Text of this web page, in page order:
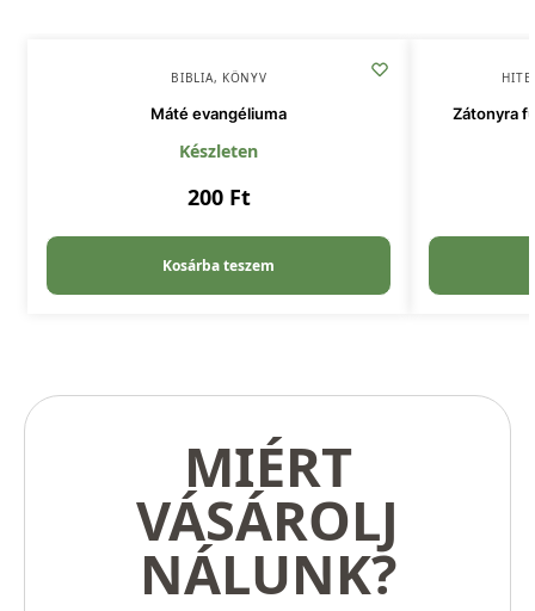
BIBLIA, KÖNYV
Máté evangéliuma
Készleten
200 Ft
Kosárba teszem
Zátonyra
MIÉRT
VÁSÁROLJ
NÁLUNK?